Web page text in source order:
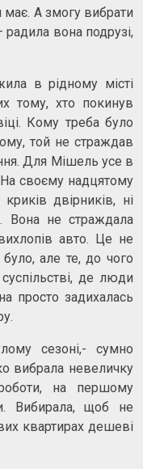
має. А змогу вибрати
радила вона подрузі,
в рідному місті
тому, хто покинув
Кому треба було
той не страждав
Для Мішель усе в
своєму надцятому
двірників, ні
Вона не страждала
авто. Це не
але те, до чого
де люди
просто задихалась
сезоні,- сумно
вибрала невеличку
на першому
Вибирала, щоб не
квартирах дешеві